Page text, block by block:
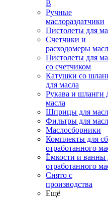
В
Ручные
маслораздатчики
Пистолеты для
Счетчики и
расходомеры
Пистолеты для
со счетчиком
Катушки со
для масла
Рукава и шланги
масла
Шприцы для
Фильтры для
Маслосборники
Комплекты для
отработанного
Ёмкости и ванны
отработанного
Снято с
производства
Ещё